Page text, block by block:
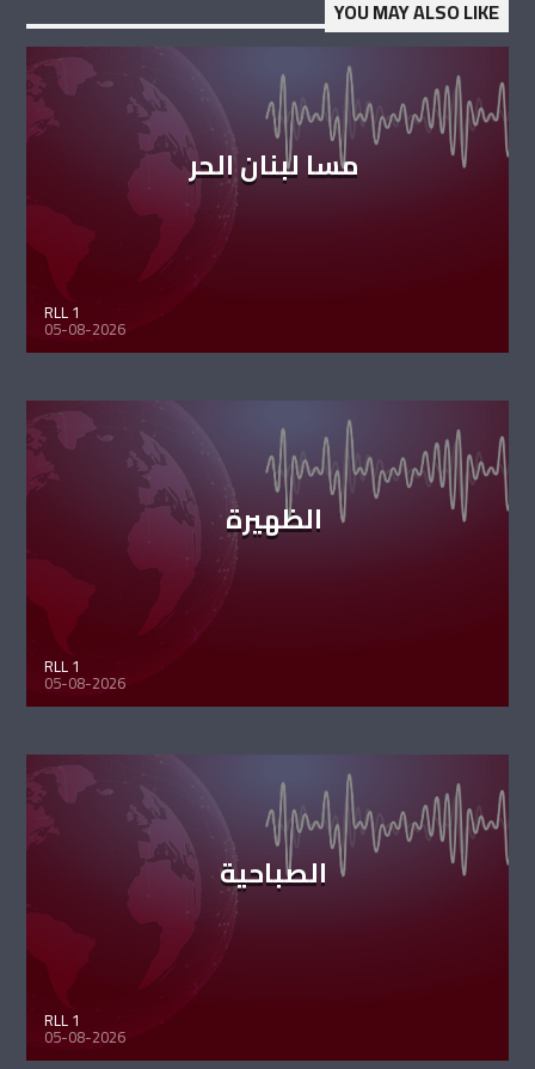
YOU MAY ALSO LIKE
مسا لبنان الحر
RLL 1
05-08-2026
الظهيرة
RLL 1
05-08-2026
الصباحية
RLL 1
05-08-2026